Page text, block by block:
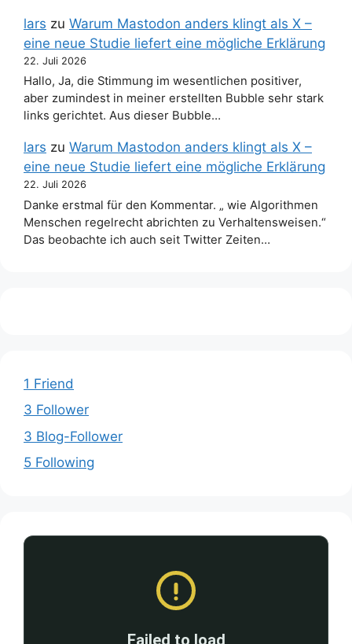
lars zu Warum Mastodon anders klingt als X –
eine neue Studie liefert eine mögliche Erklärung
22. Juli 2026
Hallo, Ja, die Stimmung im wesentlichen positiver,
aber zumindest in meiner erstellten Bubble sehr stark
links gerichtet. Aus dieser Bubble…
lars zu Warum Mastodon anders klingt als X –
eine neue Studie liefert eine mögliche Erklärung
22. Juli 2026
Danke erstmal für den Kommentar. „ wie Algorithmen
Menschen regelrecht abrichten zu Verhaltensweisen.“
Das beobachte ich auch seit Twitter Zeiten…
1 Friend
3 Follower
3 Blog-Follower
5 Following